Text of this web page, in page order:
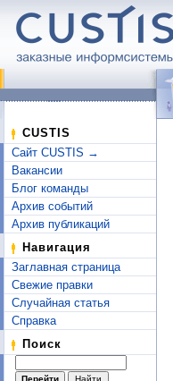
CUSTIS
Сайт CUSTIS →
Вакансии
Блог команды
Архив событий
Архив публикаций
Навигация
Заглавная страница
Свежие правки
Случайная статья
Справка
Поиск